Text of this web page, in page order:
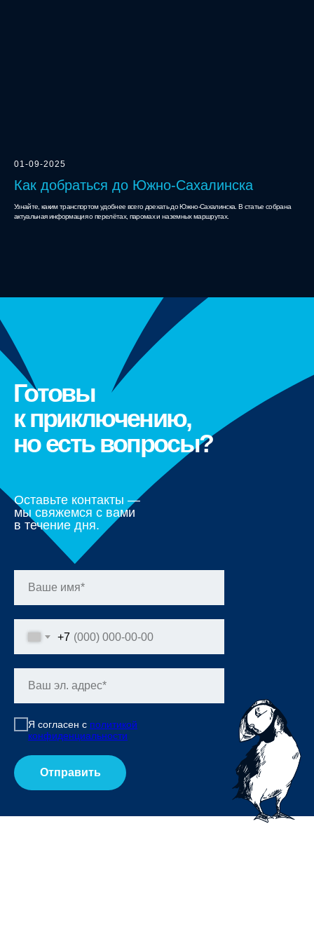
01-09-2025
Как добраться до Южно-Сахалинска
Узнайте, каким транспортом удобнее всего доехать до Южно-Сахалинска. В статье собрана
актуальная информация о перелётах, паромах и наземных маршрутах.
Готовы
к приключению,
но есть вопросы?
Оставьте контакты —
мы свяжемся с вами
в течение дня.
+7
Я согласен с политикой
конфиденциальности
Отправить